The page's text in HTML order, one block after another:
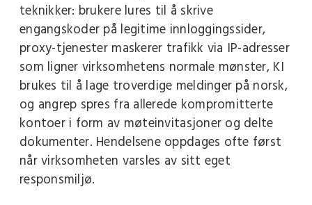
teknikker: brukere lures til å skrive
engangskoder på legitime innloggingssider,
proxy-tjenester maskerer trafikk via IP-adresser
som ligner virksomhetens normale mønster, KI
brukes til å lage troverdige meldinger på norsk,
og angrep spres fra allerede kompromitterte
kontoer i form av møteinvitasjoner og delte
dokumenter. Hendelsene oppdages ofte først
når virksomheten varsles av sitt eget
responsmiljø.